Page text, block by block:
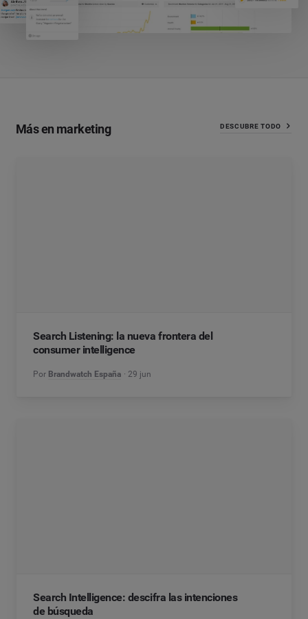
Más en marketing DESCUBRE TODO
Search Listening: la nueva frontera del
consumer intelligence
Por Brandwatch España 29 jun
Search Intelligence: descifra las intenciones
de búsqueda